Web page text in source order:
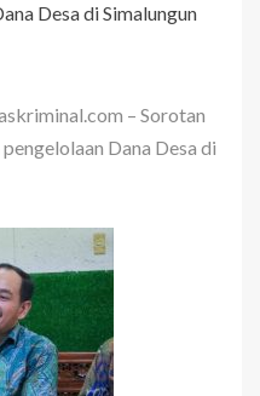
Desa di Simalungun
– Sorotan
Dana Desa di